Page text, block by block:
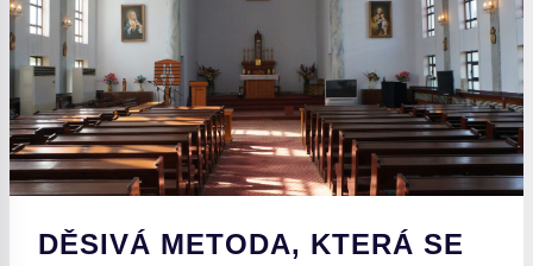
DĚSIVÁ METODA, KTERÁ SE